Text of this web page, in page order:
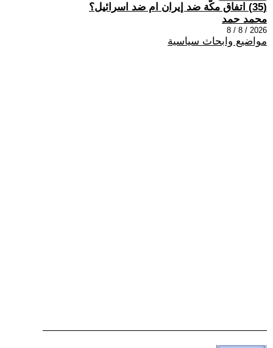
(35) اتفاق مكّة ضد إيران ام ضد اسرائيل؟
محمد حمد
2026 / 8 / 8
مواضيع وابحاث سياسية